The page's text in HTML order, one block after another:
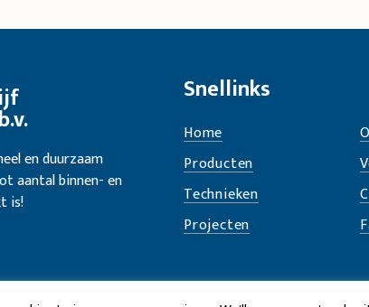
en duurzaam
aantal binnen- en
is!
Snellinks
Home
Producten
Technieken
Projecten